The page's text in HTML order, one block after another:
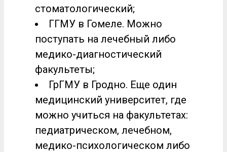
стоматологический;
ГГМУ в Гомеле. Можно
поступать на лечебный либо
медико-диагностический
факультеты;
ГрГМУ в Гродно. Еще один
медицинский университет, где
можно учиться на факультетах:
педиатрическом, лечебном,
медико-психологическом либо